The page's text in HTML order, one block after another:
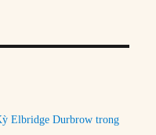
Elbridge Durbrow trong